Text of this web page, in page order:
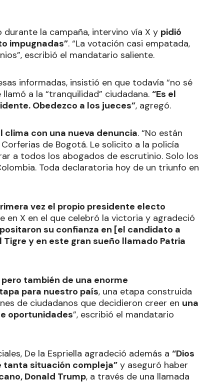
la campaña, intervino vía X y pidió
impugnadas”. “La votación casi empatada,
escribió el mandatario saliente.
informadas, insistió en que todavía “no sé
a la “tranquilidad” ciudadana. “Es el
Obedezco a los jueces”, agregó.
clima con una nueva denuncia. “No están
de Bogotá. Le solicito a la policía
a todos los abogados de escrutinio. Solo los
Toda declaratoria hoy de un triunfo en
vez el propio presidente electo
en X en el que celebró la victoria y agradeció
su confianza en [el candidato a
y en este gran sueño llamado Patria
pero también de una enorme
para nuestro país, una etapa construida
de ciudadanos que decidieron creer en una
oportunidades”, escribió el mandatario
De la Espriella agradeció además a “Dios
tanta situación compleja” y aseguró haber
Donald Trump, a través de una llamada